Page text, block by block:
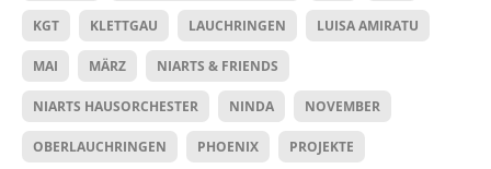
KGT KLETTGAU LAUCHRINGEN LUISA AMIRATU
MAI MÄRZ NIARTS & FRIENDS
NIARTS HAUSORCHESTER NINDA NOVEMBER
OBERLAUCHRINGEN PHOENIX PROJEKTE